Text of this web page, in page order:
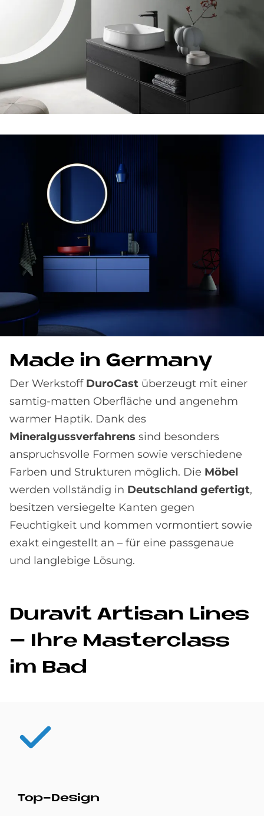
Made in Ger­ma­ny
Der Werkstoff DuroCast überzeugt mit einer
samtig-matten Oberfläche und angenehm
warmer Haptik. Dank des
Mineralgussverfahrens sind besonders
anspruchsvolle Formen sowie verschiedene
Farben und Strukturen möglich. Die Möbel
werden vollständig in Deutschland gefertigt,
besitzen versiegelte Kanten gegen
Feuchtigkeit und kommen vormontiert sowie
exakt eingestellt an – für eine passgenaue
und langlebige Lösung.
Du­ra­vit Ar­ti­san Li­nes
– Ihre Ma­ster­class
im Bad
Top-De­sign